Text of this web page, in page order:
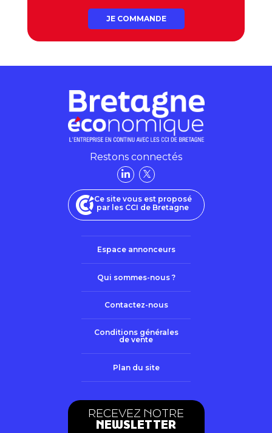
JE COMMANDE
Restons connectés
Ce site vous est proposé
par les CCI de Bretagne
Espace annonceurs
Qui sommes-nous ?
Contactez-nous
Conditions générales
de vente
Plan du site
RECEVEZ NOTRE
NEWSLETTER